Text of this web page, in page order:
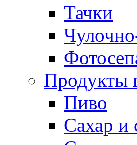
Тачки
Продукты
Пиво
Сахар и